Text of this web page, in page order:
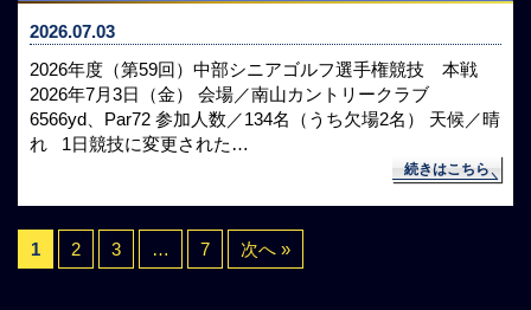
2026.07.03
2026年度（第59回）中部シニアゴルフ選手権競技 本戦
2026年7月3日（金） 会場／南山カントリークラブ
6566yd、Par72 参加人数／134名（うち欠場2名） 天候／晴
れ 1日競技に変更された…
続きはこちら
1 2 3 … 7 次へ »